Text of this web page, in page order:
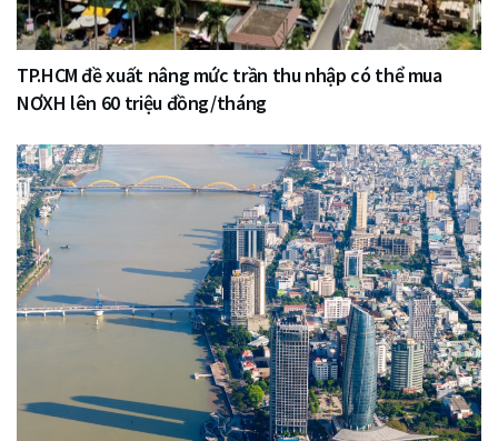
TP.HCM đề xuất nâng mức trần thu nhập có thể mua
NƠXH lên 60 triệu đồng/tháng